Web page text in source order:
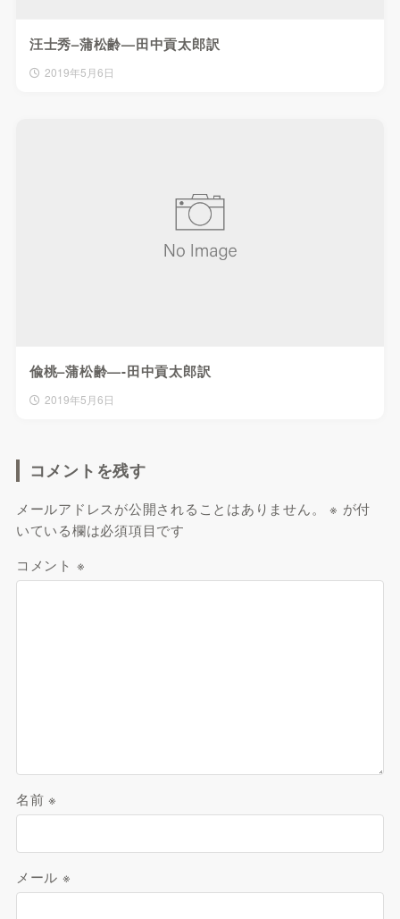
汪士秀–蒲松齢—田中貢太郎訳
2019年5月6日
偸桃–蒲松齢—-田中貢太郎訳
2019年5月6日
コメントを残す
メールアドレスが公開されることはありません。 ※ が付
いている欄は必須項目です
コメント ※
名前※
メール ※